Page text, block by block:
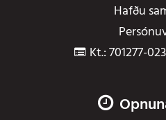
Hafðu
Kt.: 701277-